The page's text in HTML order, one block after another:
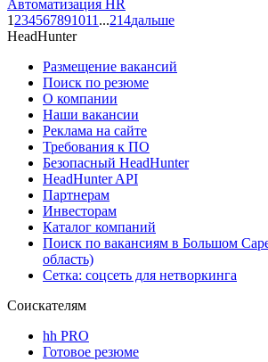
Автоматизация HR
1 234567891011 ...214дальше
HeadHunter
Размещение вакансий
Поиск по резюме
О компании
Наши вакансии
Реклама на сайте
Требования к ПО
Безопасный HeadHunter
HeadHunter API
Партнерам
Инвесторам
Каталог компаний
Поиск по вакансиям в Большом
область)
Сетка: соцсеть для нетворкинга
Соискателям
hh PRO
Готовое резюме